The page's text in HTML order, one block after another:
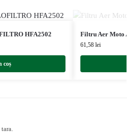
HFA2502
coș
Filtru Aer Moto
61,58 lei